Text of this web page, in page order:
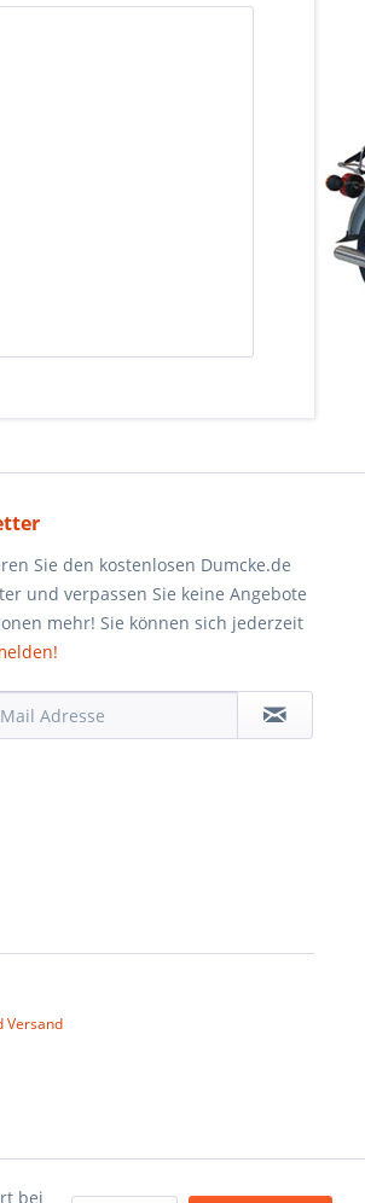
Sie den kostenlosen Dumcke.de
und verpassen Sie keine Angebote
mehr! Sie können sich jederzeit
Versand
bei